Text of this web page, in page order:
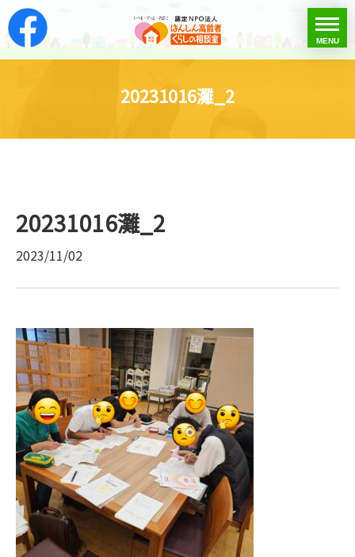
はんしん高齢者くら
toggle
menu
MENU
20231016灘_2
20231016灘_2
2023/11/02